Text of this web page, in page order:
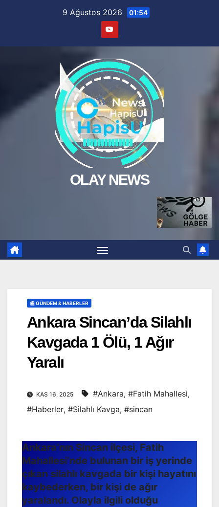
9 Ağustos 2026 01:54
OLAY NEWS
📰 GÜNDEM & HABERLER
Ankara Sincan’da Silahlı
Kavgada 1 Ölü, 1 Ağır
Yaralı
KAS 16, 2025 #Ankara, #Fatih Mahallesi,
#Haberler, #Silahlı Kavga, #sincan
Ankara’nın Sincan ilçesi, Fatih
Mahallesi’nde bulunan bir iş yerinde
çıkan silahlı kavgada bir kişi hayatını
kaybederken, bir kişi de ağır
yaralandı. Olayla ilgili olduğu